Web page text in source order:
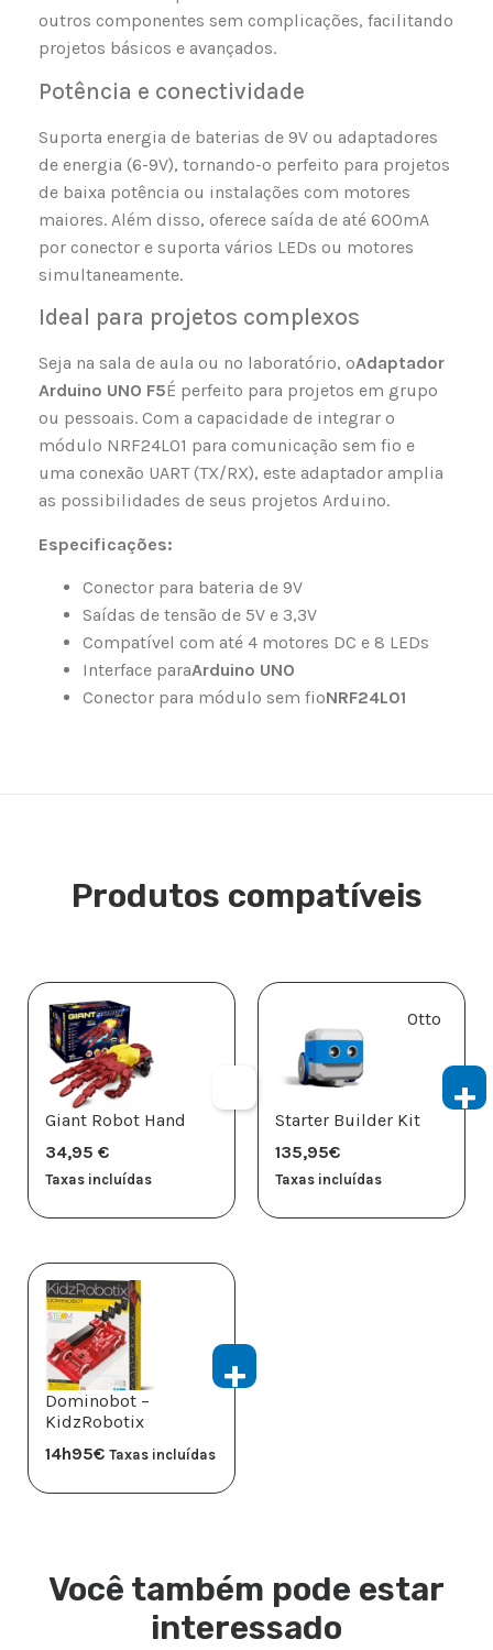
outros componentes sem complicações, facilitando
projetos básicos e avançados.
Potência e conectividade
Suporta energia de baterias de 9V ou adaptadores
de energia (6-9V), tornando-o perfeito para projetos
de baixa potência ou instalações com motores
maiores. Além disso, oferece saída de até 600mA
por conector e suporta vários LEDs ou motores
simultaneamente.
Ideal para projetos complexos
Seja na sala de aula ou no laboratório, oAdaptador
Arduino UNO F5É perfeito para projetos em grupo
ou pessoais. Com a capacidade de integrar o
módulo NRF24L01 para comunicação sem fio e
uma conexão UART (TX/RX), este adaptador amplia
as possibilidades de seus projetos Arduino.
Especificações:
Conector para bateria de 9V
Saídas de tensão de 5V e 3,3V
Compatível com até 4 motores DC e 8 LEDs
Interface paraArduino UNO
Conector para módulo sem fioNRF24L01
Produtos compatíveis
Giant Robot Hand
34,95 €
Taxas incluídas
Otto
Starter Builder Kit
135,95€
Taxas incluídas
Dominobot –
KidzRobotix
14h95€ Taxas incluídas
Você também pode estar
interessado